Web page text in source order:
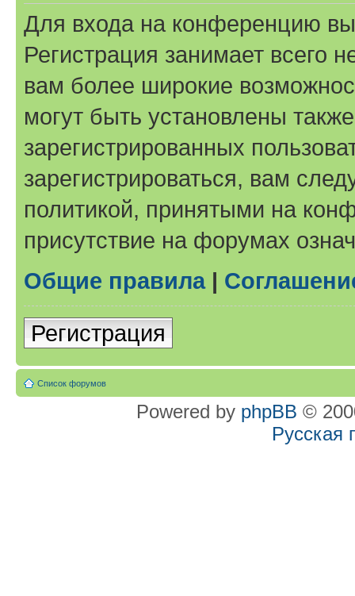
Для входа на конференцию
Регистрация занимает всего
вам более широкие
могут быть установлены
зарегистрированных
зарегистрироваться, вам
политикой, принятыми на
присутствие на форумах
Общие правила|
Регистрация
Список форумов
Powered by phpBB ©
Русская